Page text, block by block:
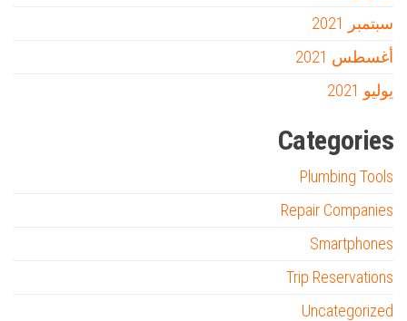
سبتمبر 2021
أغسطس 2021
يوليو 2021
Categories
Plumbing Tools
Repair Companies
Smartphones
Trip Reservations
Uncategorized